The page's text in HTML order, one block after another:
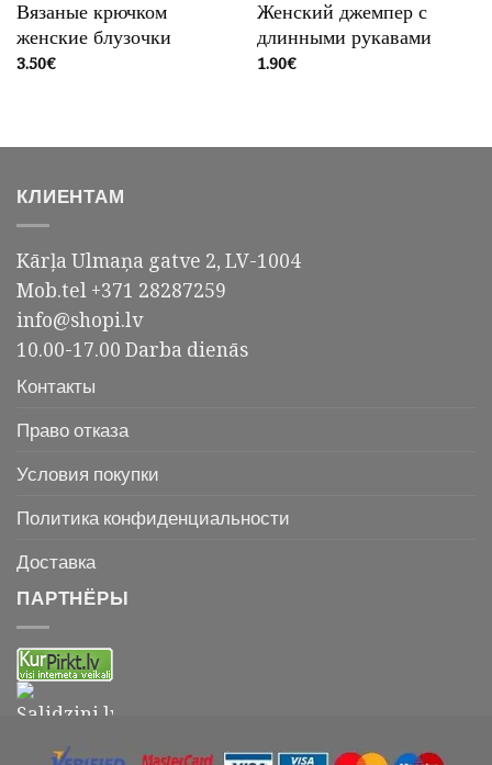
Вязаные крючком
женские блузочки
3.50€
Женский джемпер с
длинными рукавами
1.90€
КЛИЕНТАМ
Kārļa Ulmaņa gatve 2, LV-1004
Mob.tel +371 28287259
info@shopi.lv
10.00-17.00 Darba dienās
Контакты
Право отказа
Условия покупки
Политика конфиденциальности
Доставка
ПАРТНЁРЫ